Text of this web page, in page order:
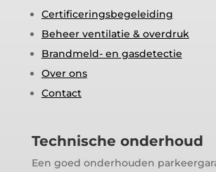
Certificeringsbegeleiding
Beheer ventilatie & overdruk
Brandmeld- en gasdetectie
Over ons
Contact
Technische onderhoud
Een goed onderhouden